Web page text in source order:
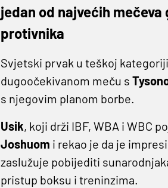
jedan od najvećih
protivnika
Svjetski prvak u teškoj kategoriji
dugoočekivanom meču s
s njegovim planom borbe.
Usik, koji drži IBF, WBA i WBC
Joshuom i rekao je da je
zaslužuje pobijediti
pristup boksu i treninzima.